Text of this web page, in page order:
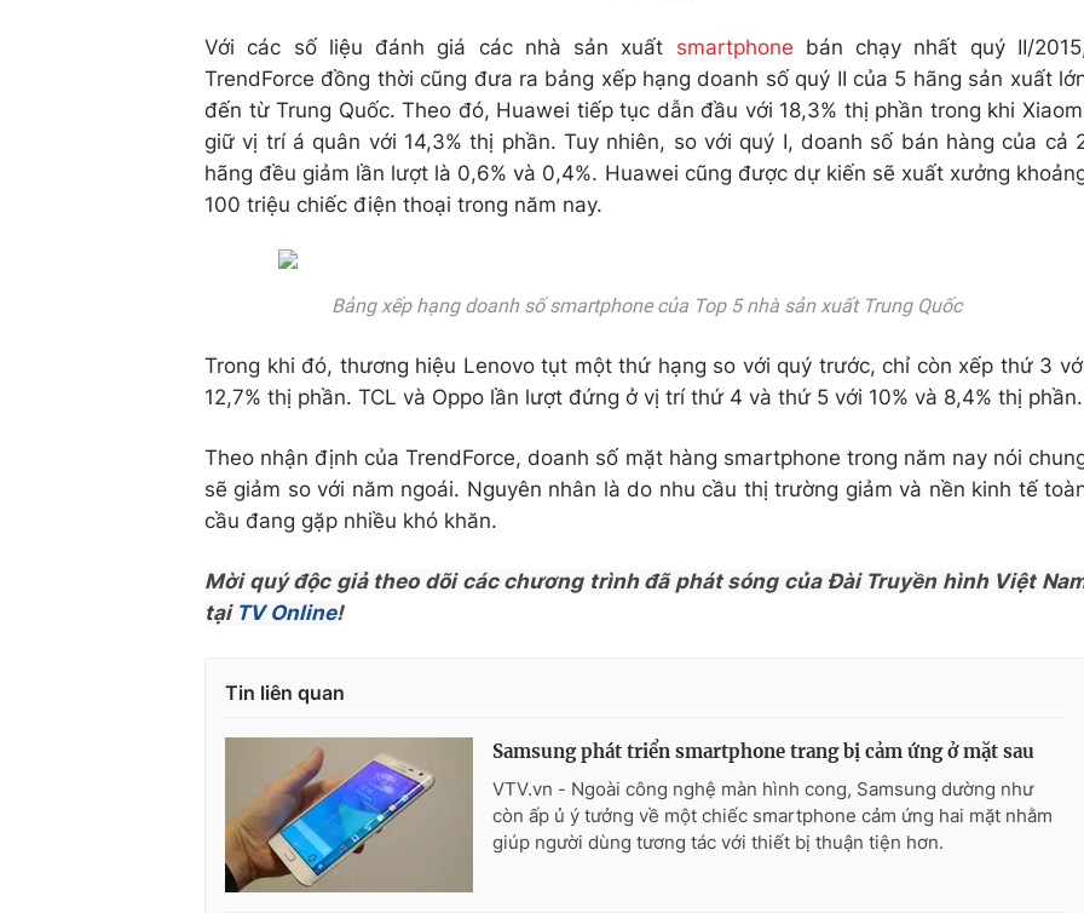
Với các số liệu đánh giá các nhà sản xuất smartphone bán chạy nhất quý II/
TrendForce đồng thời cũng đưa ra bảng xếp hạng doanh số quý II của 5 hãng sản xuất
đến từ Trung Quốc. Theo đó, Huawei tiếp tục dẫn đầu với 18,3% thị phần trong khi
giữ vị trí á quân với 14,3% thị phần. Tuy nhiên, so với quý I, doanh số bán hàng của cả
hãng đều giảm lần lượt là 0,6% và 0,4%. Huawei cũng được dự kiến sẽ xuất xưởng
100 triệu chiếc điện thoại trong năm nay.
Bảng xếp hạng doanh số smartphone của Top 5 nhà sản xuất Trung Quốc
Trong khi đó, thương hiệu Lenovo tụt một thứ hạng so với quý trước, chỉ còn xếp thứ 3
12,7% thị phần. TCL và Oppo lần lượt đứng ở vị trí thứ 4 và thứ 5 với 10% và 8,4% thị phần.
Theo nhận định của TrendForce, doanh số mặt hàng smartphone trong năm nay nói
sẽ giảm so với năm ngoái. Nguyên nhân là do nhu cầu thị trường giảm và nền kinh tế
cầu đang gặp nhiều khó khăn.
Mời quý độc giả theo dõi các chương trình đã phát sóng của Đài Truyền hình Việt
tại TV Online!
Tin liên quan
Samsung phát triển smartphone trang bị cảm ứng ở mặt sau
VTV.vn - Ngoài công nghệ màn hình cong, Samsung dường như
còn ấp ủ ý tưởng về một chiếc smartphone cảm ứng hai mặt nhằm
giúp người dùng tương tác với thiết bị thuận tiện hơn.